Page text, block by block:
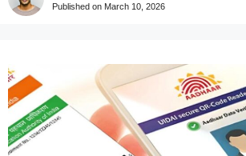
Published on March 10, 2026